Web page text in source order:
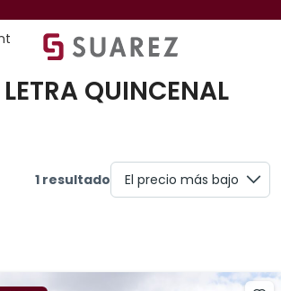
LETRA QUINCENAL
1 resultado